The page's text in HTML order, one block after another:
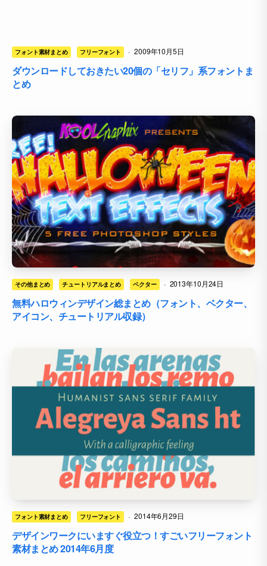
フォント素材まとめ フリーフォント · 2009年10月5日
ダウンロードしておきたい20個の「セリフ」系フォントま
とめ
その他まとめ チュートリアルまとめ ベクター · 2013年10月24日
無料ハロウィンデザイン総まとめ（フォント、ベクター、
アイコン、チュートリアル収録）
フォント素材まとめ フリーフォント · 2014年6月29日
デザインワークにいますぐ役立つ！すごいフリーフォント
素材まとめ 2014年6月度